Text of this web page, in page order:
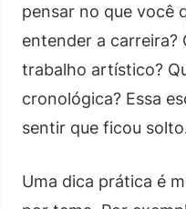
pensar no que você
entender a carreira?
trabalho artístico?
cronológica? Essa
sentir que ficou
Uma dica prática é